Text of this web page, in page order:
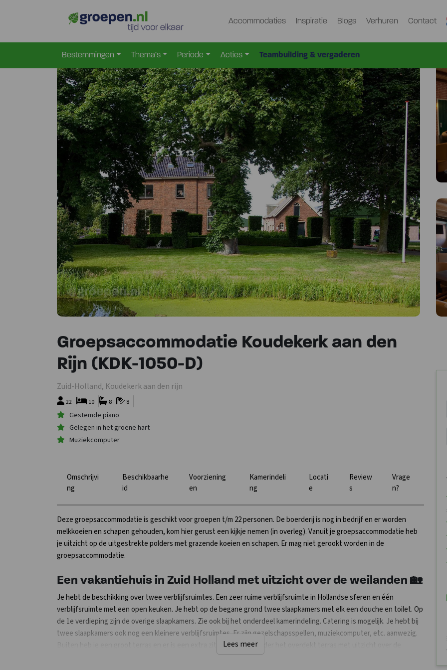
Accommodaties Inspiratie Blogs Verhuren Contact
Bestemmingen Thema’s Periode Acties Teambuilding & vergaderen
Home > Nederland > Zuid-Holland Koudekerk-Aan-Den-Rijn Kdk-1050-D
Groepsaccommodatie Koudekerk aan den
Rijn (KDK-1050-D)
Zuid-Holland, Koudekerk aan den rijn
22 8
8
10
Gestemde piano
Gelegen in het groene hart
Muziekcomputer
Omschrijvi
ng
Beschikbaarhe
id
Voorziening
en
Kamerindeli
ng
Locati
e
Review
s
Vrage
n?
Deze groepsaccommodatie is geschikt voor groepen t/m 22 personen. De boerderij is nog in bedrijf en er worden
melkkoeien en schapen gehouden, kom hier gerust een kijkje nemen (in overleg). Vanuit je groepsaccommodatie heb
je uitzicht op de uitgestrekte polders met grazende koeien en schapen. Er mag niet gerookt worden in de
groepsaccommodatie.
Een vakantiehuis in Zuid Holland met uitzicht over de weilanden 🏡
Je hebt de beschikking over twee verblijfsruimtes. Een zeer ruime verblijfsruimte in Hollandse sferen en één
verblijfsruimte met een open keuken. Je hebt op de begane grond twee slaapkamers met elk een douche en toilet. Op
de 1e verdieping zijn de overige slaapkamers. Zie ook bij het onderdeel kamerindeling. Catering is mogelijk. Je hebt bij
twee slaapkamers ook nog een kleinere verblijfsruimtes. Er zijn gezelschapsspellen, muziekcomputer, etc. aanwezig.
Buiten heb je een groot terras en er is een extra zithoek buiten onder het overdekt terras met uitzicht over de
weilanden om heerlijk met z'n allen te genieten. Ook is er onder de hooiberg een trampoline en bbq plaats.
Lees meer